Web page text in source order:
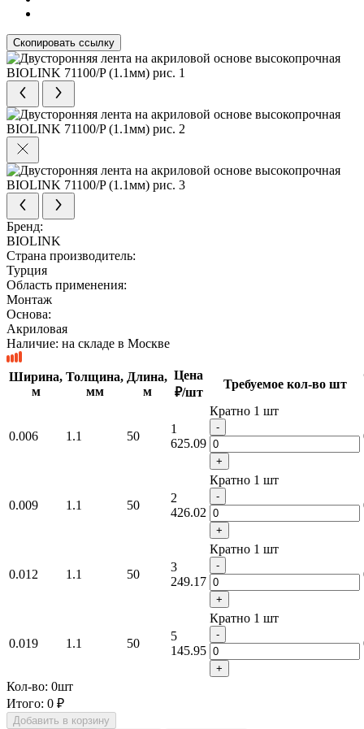
Скопировать ссылку
Бренд:
BIOLINK
Страна производитель:
Турция
Область применения:
Монтаж
Основа:
Акриловая
Наличие: на складе в Москве
Ширина,
м
Толщина,
мм
Длина,
м
Цена
₽/шт
Требуемое кол-во шт
0.006 1.1 50
1
625.09
Кратно 1 шт
-
+
0.009 1.1 50
2
426.02
Кратно 1 шт
-
+
0.012 1.1 50
3
249.17
Кратно 1 шт
-
+
0.019 1.1 50
5
145.95
Кратно 1 шт
-
+
Кол-во: 0шт
Итого: 0 ₽
Добавить в корзину